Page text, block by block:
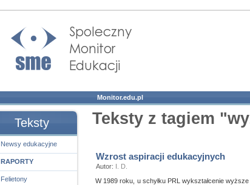
Społeczny Monitor
Edukacji
Monitor.edu.pl
Teksty
Newsy edukacyjne
RAPORTY
Felietony
Teksty z tagiem
Wzrost aspiracji edukacyjnych
Autor: I. D.
W 1989 roku, u schyłku PRL wykształcenie